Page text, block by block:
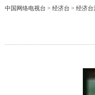
中国网络电视台 > 经济台 > 经济台